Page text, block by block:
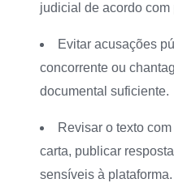
judicial de acordo
Evitar acusações
concorrente ou
documental suficiente.
Revisar o texto
carta, publicar
sensíveis à plataforma.